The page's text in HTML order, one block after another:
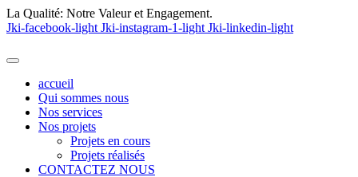
La Qualité: Notre Valeur et Engagement.
Jki-facebook-light Jki-instagram-1-light Jki-linkedin-light
accueil
Qui sommes nous
Nos services
Nos projets
Projets en cours
Projets réalisés
CONTACTEZ NOUS